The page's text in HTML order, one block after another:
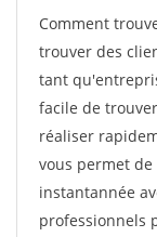
Comment
trouver des
tant
facile de
réaliser
vous permet
instantannée
professionnels